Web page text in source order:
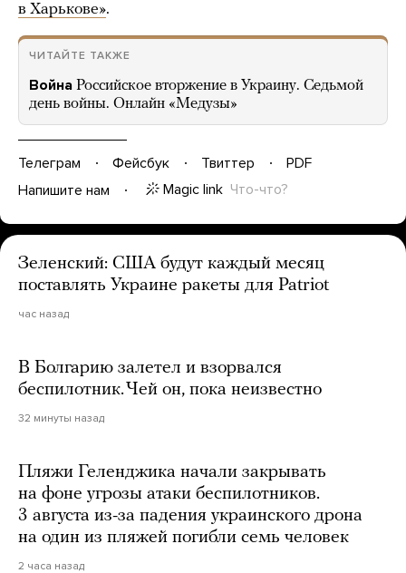
в Харькове».
ЧИТАЙТЕ ТАКЖЕ
Война Российское вторжение в Украину. Седьмой
день войны. Онлайн «Медузы»
Телеграм Фейсбук Твиттер
PDF
Напишите нам
Magic link Что-что?
Зеленский: США будут каждый месяц
поставлять Украине ракеты для Patriot
час назад
В Болгарию залетел и взорвался
беспилотник. Чей он, пока неизвестно
32 минуты назад
Пляжи Геленджика начали закрывать
на фоне угрозы атаки беспилотников.
3 августа из-за падения украинского дрона
на один из пляжей погибли семь человек
2 часа назад